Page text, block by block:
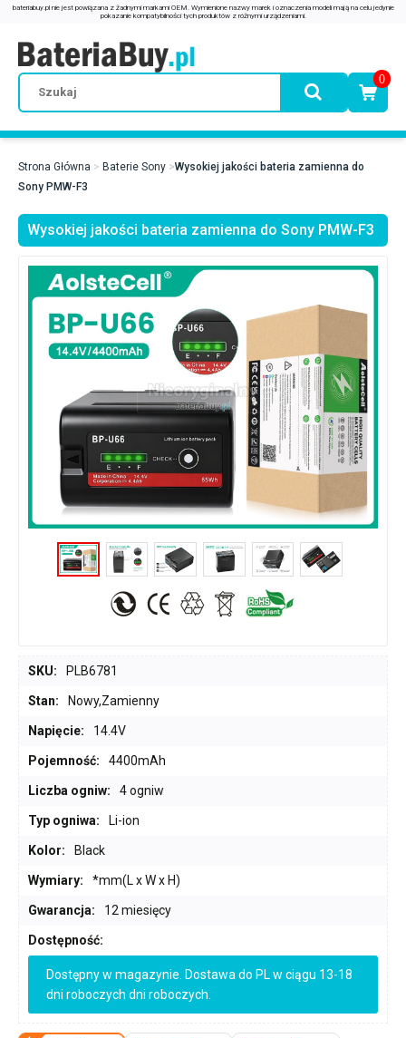
0
Strona Główna Baterie Sony
Wysokiej jakości bateria zamienna do
Sony PMW-F3
Wysokiej jakości bateria zamienna do Sony PMW-F3
SKU: PLB6781
Stan: Nowy,Zamienny
Napięcie: 14.4V
Pojemność: 4400mAh
Liczba ogniw: 4 ogniw
Typ ogniwa: Li-ion
Kolor: Black
Wymiary: *mm(L x W x H)
Gwarancja: 12 miesięcy
Dostępność:
Dostępny w magazynie. Dostawa do PL w ciągu 13-18
dni roboczych dni roboczych.